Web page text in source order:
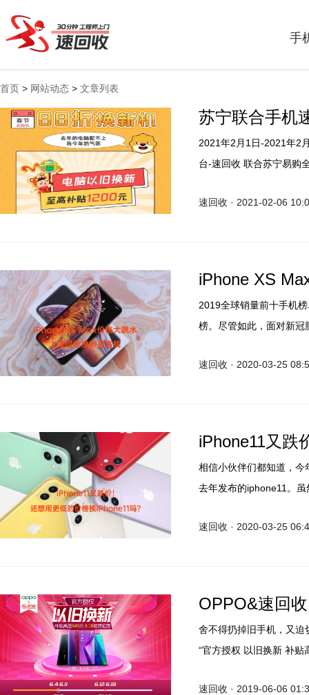
手
首页 > 网站动态 > 文章列表
苏宁联合手机
2021年2月1日-2021年2
台-速回收 联合苏宁易购
速回收 · 2021-02-06
iPhone XS
2019全球销量前十手机
榜。尽管如此，面对新
在第三方商家价格已下跌
速回收 · 2020-03-25
iPhone11又跌
相信小伙伴们都知道，
去年发布的iphone11。
iphone11再次跌价，不
速回收 · 2020-03-25
OPPO&速回
舍不得扔掉旧手机，又迫
“官方授权 以旧换新 补
速回收 · 2019-06-06